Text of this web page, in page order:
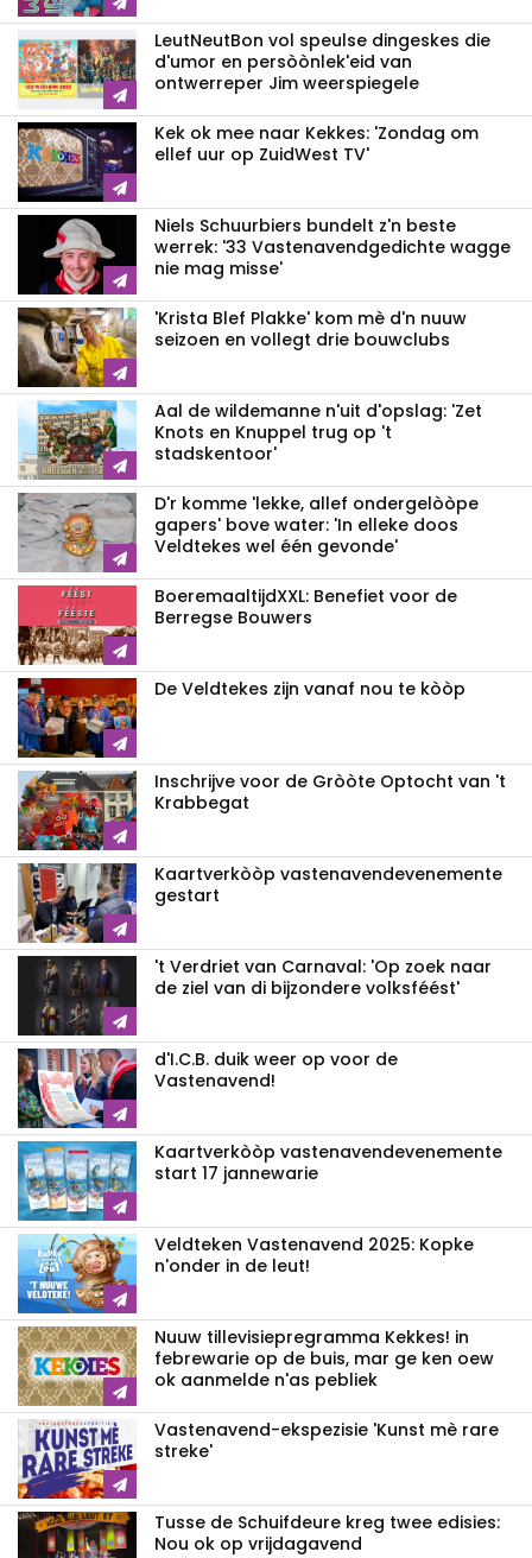
LeutNeutBon vol speulse dingeskes die
d'umor en persòònlek'eid van
ontwerreper Jim weerspiegele
Kek ok mee naar Kekkes: 'Zondag om
ellef uur op ZuidWest TV'
Niels Schuurbiers bundelt z'n beste
werrek: '33 Vastenavendgedichte wagge
nie mag misse'
'Krista Blef Plakke' kom mè d'n nuuw
seizoen en vollegt drie bouwclubs
Aal de wildemanne n'uit d'opslag: 'Zet
Knots en Knuppel trug op 't
stadskentoor'
D'r komme 'lekke, allef ondergelòòpe
gapers' bove water: 'In elleke doos
Veldtekes wel één gevonde'
BoeremaaltijdXXL: Benefiet voor de
Berregse Bouwers
De Veldtekes zijn vanaf nou te kòòp
Inschrijve voor de Gròòte Optocht van 't
Krabbegat
Kaartverkòòp vastenavendevenemente
gestart
't Verdriet van Carnaval: 'Op zoek naar
de ziel van di bijzondere volksféést'
d'I.C.B. duik weer op voor de
Vastenavend!
Kaartverkòòp vastenavendevenemente
start 17 jannewarie
Veldteken Vastenavend 2025: Kopke
n'onder in de leut!
Nuuw tillevisiepregramma Kekkes! in
febrewarie op de buis, mar ge ken oew
ok aanmelde n'as pebliek
Vastenavend-ekspezisie 'Kunst mè rare
streke'
Tusse de Schuifdeure kreg twee edisies:
Nou ok op vrijdagavend